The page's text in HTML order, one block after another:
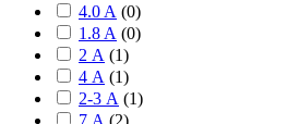
4.0 A (0)
1.8 A (0)
2 А (1)
4 А (1)
2-3 А (1)
7 А (2)